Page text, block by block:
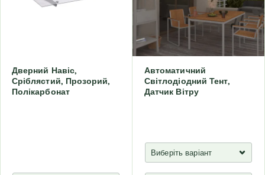
Дверний Навіс,
Сріблястий, Прозорий,
Полікарбонат
Автоматичний
Світлодіодний Тент,
Датчик Вітру